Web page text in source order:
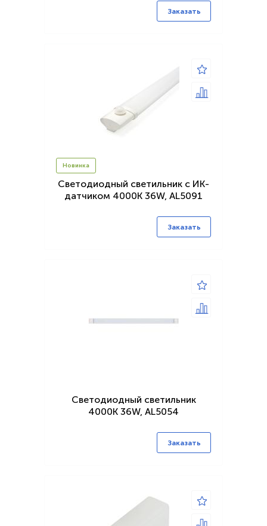
Заказать
Новинка
Светодиодный светильник с ИК-
датчиком 4000K 36W, AL5091
Заказать
Светодиодный светильник
4000K 36W, AL5054
Заказать